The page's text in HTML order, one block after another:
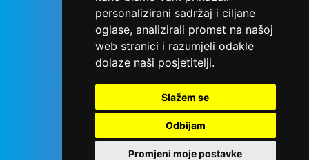
personalizirani sadržaj i ciljane
oglase, analizirali promet na našoj
web stranici i razumjeli odakle
dolaze naši posjetitelji.
Slažem se
Odbijam
Promjeni moje postavke